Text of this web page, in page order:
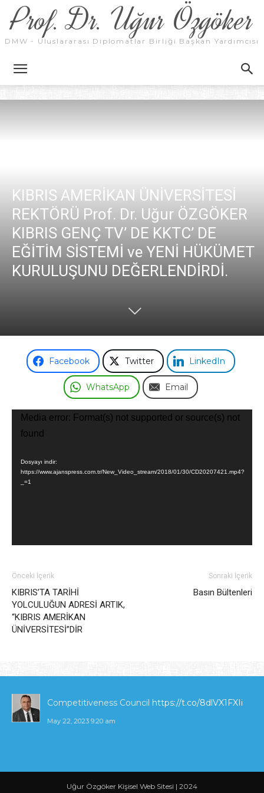
Prof. Dr. Uğur Özgöker
DMW - Uluslararası Diplomatlar Birliği Başkan Yardımcısı
KIBRIS AMERİKAN ÜNİVERSİTESİ
REKTÖRÜ Prof. Dr. Uğur ÖZGÖKER
KIBRIS GENÇ TV’ DE KKTC’ DE
EĞİTİM SİSTEMİ ve YENİ HÜKÜMET
KURULUŞUNU DEĞERLENDİRDİ.
Facebook Twitter LinkedIn
WhatsApp Email
Video
oynatıcı
Media error: Format(s) not supported or source(s) not
found
Dosyayı indir:
https://www.ajanspress.com.tr/New_Video_stream/2018/01/30/CD20207421.mp4?
_=1
Önceki İçerik
KIBRIS’TA TARİHİ
YOLCULUĞUN ADRESİ ARTIK,
“KIBRIS AMERİKAN
ÜNİVERSİTESİ”DİR
Sonraki İçerik
Basın Bültenleri
Competitiveness Council https://t.co/8dlVX1FXIi
May 22, 2023 9:20 am
MEKTUBUNA TÜRKİYE ABD İLİŞKİLERİ 
Uğur Özgöker Kişisel Web Sitesi | 2024